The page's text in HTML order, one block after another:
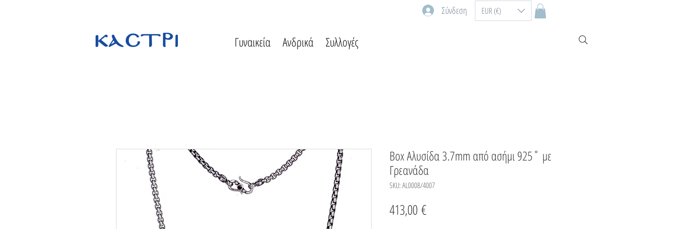
Σύνδεση EUR (€)
Γυναικεία Ανδρικά Συλλογές
Box Αλυσίδα 3.7mm από ασήμι 925˚ με
Γρεανάδα
SKU: AL0008/4007
413,00 €Τιμή